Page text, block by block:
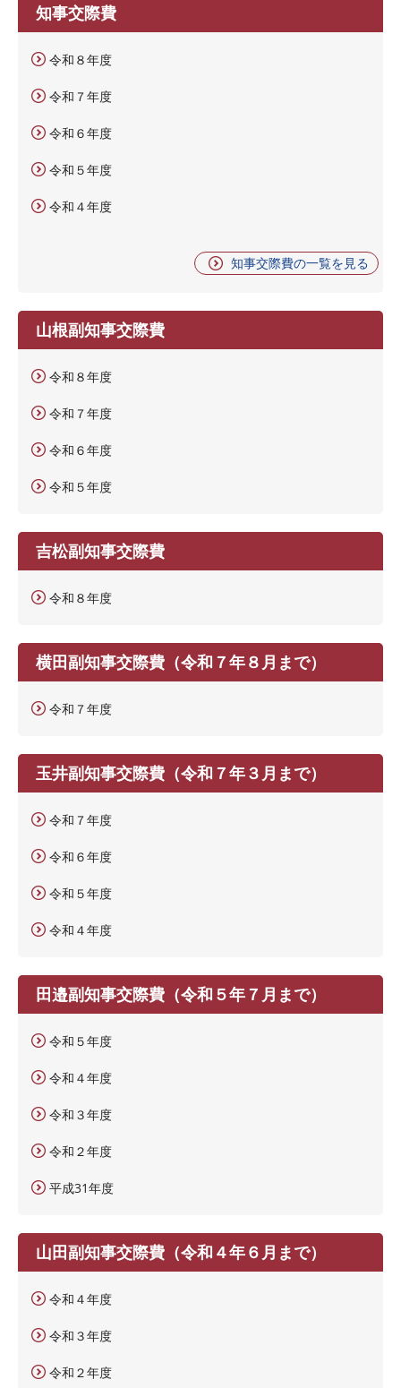
知事交際費
令和８年度
令和７年度
令和６年度
令和５年度
令和４年度
知事交際費の一覧を見る
山根副知事交際費
令和８年度
令和７年度
令和６年度
令和５年度
吉松副知事交際費
令和８年度
横田副知事交際費（令和７年８月まで）
令和７年度
玉井副知事交際費（令和７年３月まで）
令和７年度
令和６年度
令和５年度
令和４年度
田邉副知事交際費（令和５年７月まで）
令和５年度
令和４年度
令和３年度
令和２年度
平成31年度
山田副知事交際費（令和４年６月まで）
令和４年度
令和３年度
令和２年度